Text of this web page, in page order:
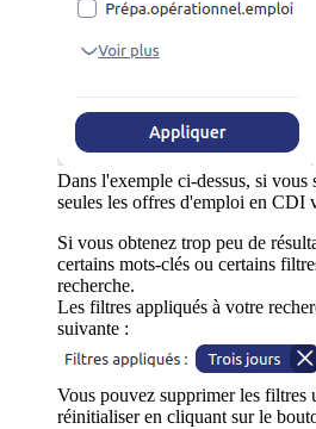
Dans l'exemple ci-dessus, si
seules les offres d'emploi en CDI
Si vous obtenez trop peu de
certains mots-clés ou certains
recherche.
Les filtres appliqués à votre
suivante :
Vous pouvez supprimer les filtres
réinitialiser en cliquant sur le